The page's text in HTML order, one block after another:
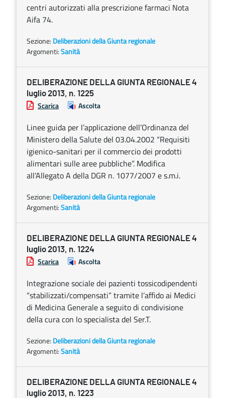
centri autorizzati alla prescrizione farmaci Nota
Aifa 74.
Sezione: Deliberazioni della Giunta regionale
Argomenti:Sanità
DELIBERAZIONE DELLA GIUNTA REGIONALE 4
luglio 2013, n. 1225
Scarica Ascolta
Linee guida per l’applicazione dell’Ordinanza del
Ministero della Salute del 03.04.2002 “Requisiti
igienico-sanitari per il commercio dei prodotti
alimentari sulle aree pubbliche”. Modifica
all’Allegato A della DGR n. 1077/2007 e s.m.i.
Sezione: Deliberazioni della Giunta regionale
Argomenti:Sanità
DELIBERAZIONE DELLA GIUNTA REGIONALE 4
luglio 2013, n. 1224
Scarica Ascolta
Integrazione sociale dei pazienti tossicodipendenti
“stabilizzati/compensati” tramite l’affido ai Medici
di Medicina Generale a seguito di condivisione
della cura con lo specialista del Ser.T.
Sezione: Deliberazioni della Giunta regionale
Argomenti:Sanità
DELIBERAZIONE DELLA GIUNTA REGIONALE 4
luglio 2013, n. 1223